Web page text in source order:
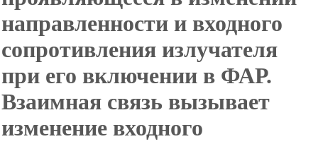
направленности и входного
сопротивления излучателя
при его включении в ФАР.
Взаимная связь вызывает
изменение входного